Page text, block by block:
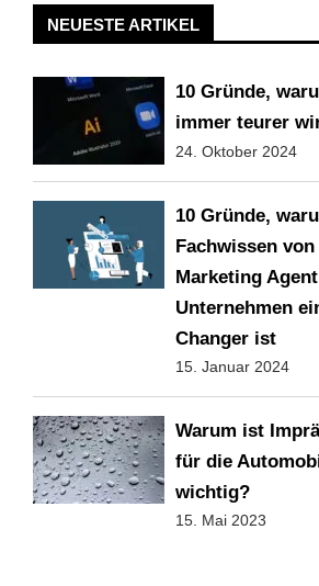
NEUESTE ARTIKEL
10 Gründe,
immer teurer
24. Oktober 2024
10 Gründe,
Fachwissen
Marketing
Unternehmen
Changer ist
15. Januar 2024
Warum ist
für die
wichtig?
15. Mai 2023